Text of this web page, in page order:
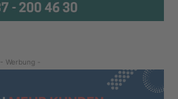
- Werbung -